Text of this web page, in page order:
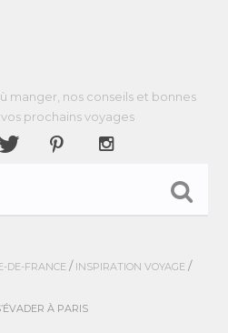
manger, nos conseils et bonnes
prochains voyages
DE-FRANCE / INSPIRATION VOYAGE /
À PARIS